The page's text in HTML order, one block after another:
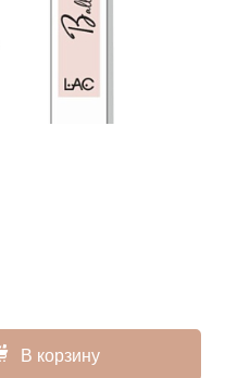
В корзину